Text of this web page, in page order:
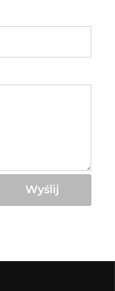
Wyślij